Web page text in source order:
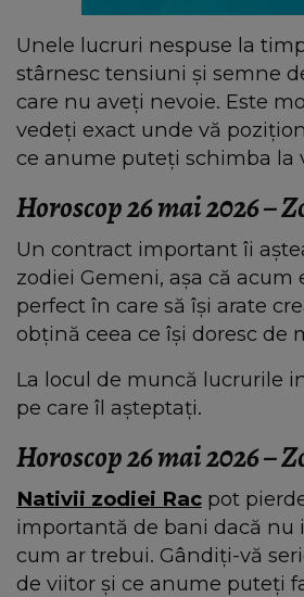
Unele lucruri nespuse la
stârnesc tensiuni și semne
care nu aveți nevoie. Este
vedeți exact unde vă
ce anume puteți schimba la
Horoscop 26 mai 2026 –
Un contract important îi
zodiei Gemeni, așa că
perfect în care să își arate
obțină ceea ce își doresc de
La locul de muncă lucrurile
pe care îl așteptați.
Horoscop 26 mai 2026 –
Nativii zodiei Rac pot
importantă de bani dacă nu
cum ar trebui. Gândiți-vă
de viitor și ce anume puteți